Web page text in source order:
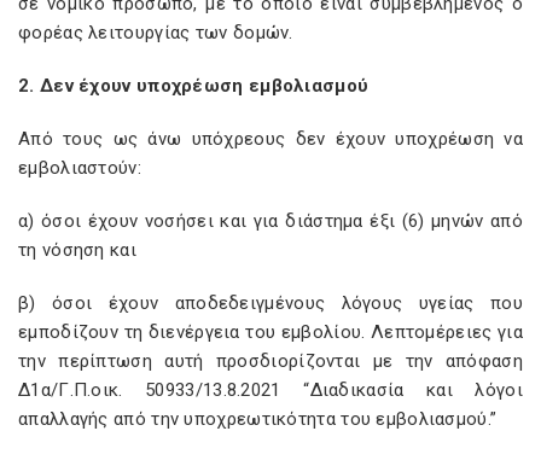
φορέας λειτουργίας των δομών.
2. Δεν έχουν υποχρέωση εμβολιασμού
Από τους ως άνω υπόχρεους δεν έχουν υποχρέωση να
εμβολιαστούν:
α) όσοι έχουν νοσήσει και για διάστημα έξι (6) μηνών από
τη νόσηση και
β) όσοι έχουν αποδεδειγμένους λόγους υγείας που
εμποδίζουν τη διενέργεια του εμβολίου. Λεπτομέρειες για
την περίπτωση αυτή προσδιορίζονται με την απόφαση
Δ1α/Γ.Π.οικ. 50933/13.8.2021 “Διαδικασία και λόγοι
απαλλαγής από την υποχρεωτικότητα του εμβολιασμού.”